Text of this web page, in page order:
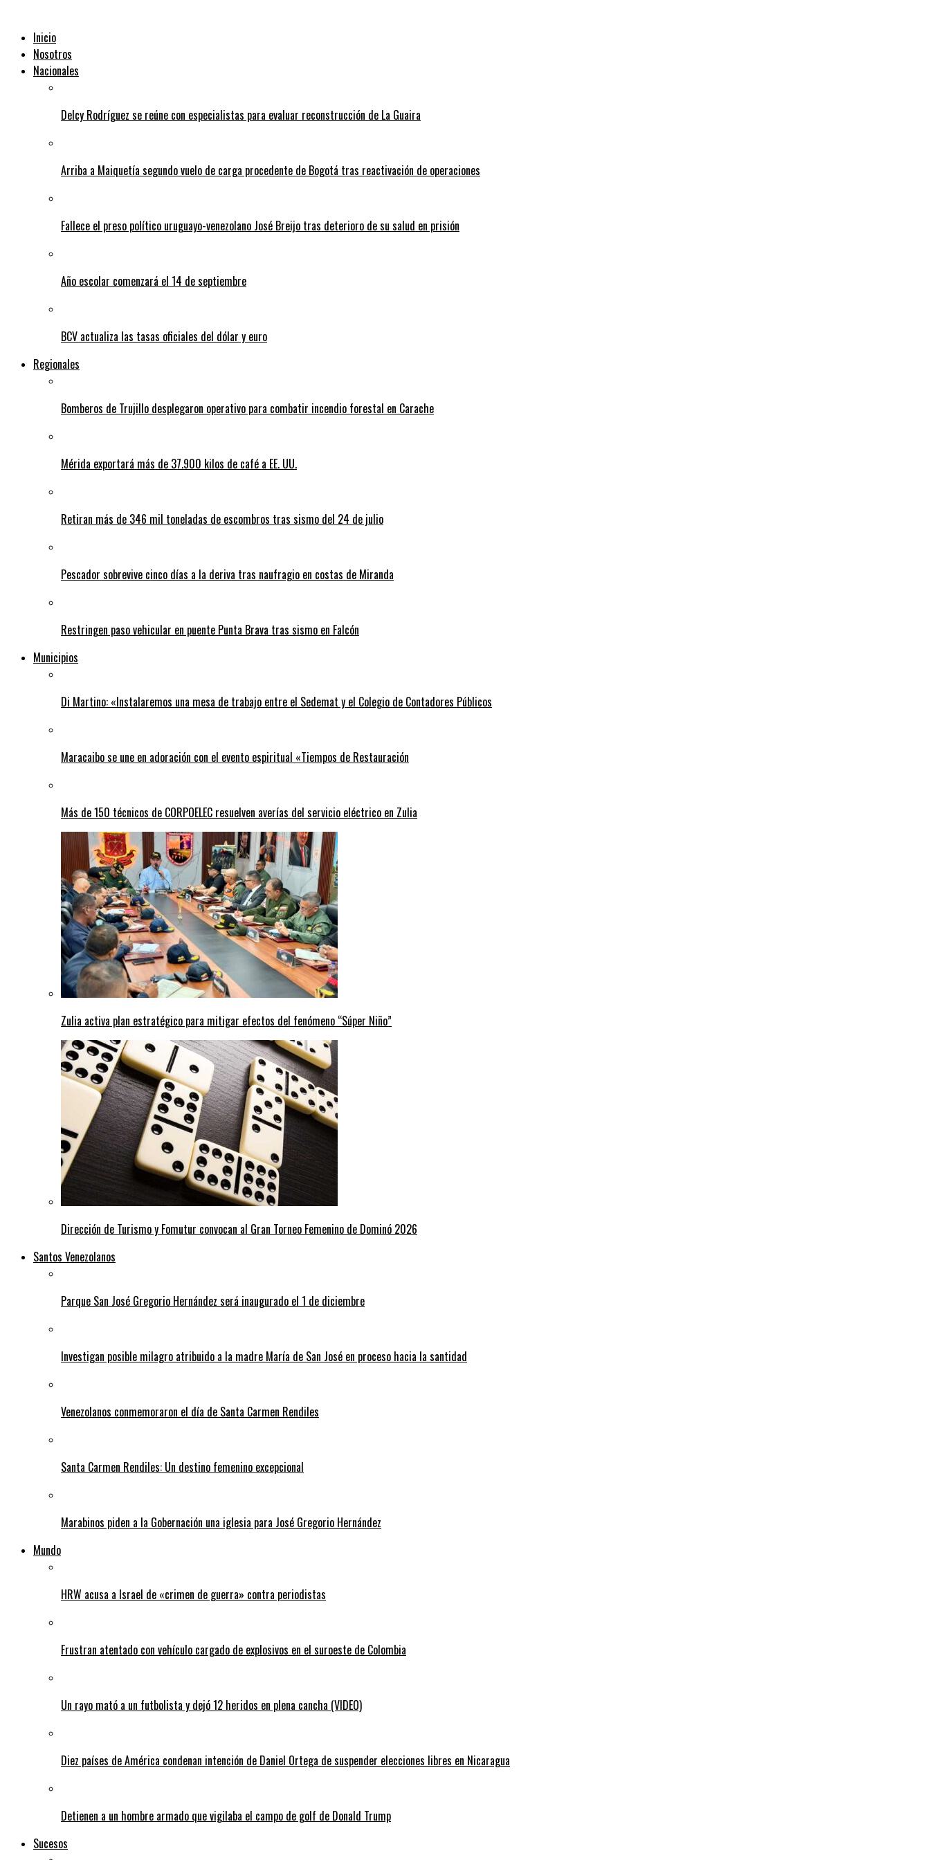
Inicio
Nosotros
Nacionales
Delcy Rodríguez se reúne con especialistas para evaluar reconstrucción de La Guaira
Arriba a Maiquetía segundo vuelo de carga procedente de Bogotá tras reactivación de operaciones
Fallece el preso político uruguayo-venezolano José Breijo tras deterioro de su salud en prisión
Año escolar comenzará el 14 de septiembre
BCV actualiza las tasas oficiales del dólar y euro
Regionales
Bomberos de Trujillo desplegaron operativo para combatir incendio forestal en Carache
Mérida exportará más de 37.900 kilos de café a EE. UU.
Retiran más de 346 mil toneladas de escombros tras sismo del 24 de julio
Pescador sobrevive cinco días a la deriva tras naufragio en costas de Miranda
Restringen paso vehicular en puente Punta Brava tras sismo en Falcón
Municipios
Di Martino: «Instalaremos una mesa de trabajo entre el Sedemat y el Colegio de Contadores Públicos
Maracaibo se une en adoración con el evento espiritual «Tiempos de Restauración
Más de 150 técnicos de CORPOELEC resuelven averías del servicio eléctrico en Zulia
Zulia activa plan estratégico para mitigar efectos del fenómeno “Súper Niño”
Dirección de Turismo y Fomutur convocan al Gran Torneo Femenino de Dominó 2026
Santos Venezolanos
Parque San José Gregorio Hernández será inaugurado el 1 de diciembre
Investigan posible milagro atribuido a la madre María de San José en proceso hacia la santidad
Venezolanos conmemoraron el día de Santa Carmen Rendiles
Santa Carmen Rendiles: Un destino femenino excepcional
Marabinos piden a la Gobernación una iglesia para José Gregorio Hernández
Mundo
HRW acusa a Israel de «crimen de guerra» contra periodistas
Frustran atentado con vehículo cargado de explosivos en el suroeste de Colombia
Un rayo mató a un futbolista y dejó 12 heridos en plena cancha (VIDEO)
Diez países de América condenan intención de Daniel Ortega de suspender elecciones libres en Nicaragua
Detienen a un hombre armado que vigilaba el campo de golf de Donald Trump
Sucesos